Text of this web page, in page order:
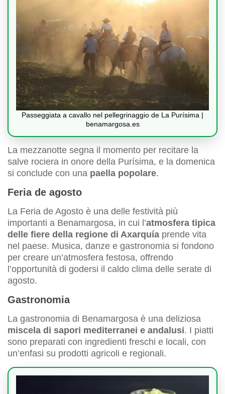
Passeggiata a cavallo nel pellegrinaggio de La Purísima |
benamargosa.es
La mezzanotte segna il momento per recitare la
salve rociera in onore della Purísima, e la domenica
si conclude con una paella popolare.
Feria de agosto
La Feria de Agosto è una delle festività più
importanti a Benamargosa, in cui l’atmosfera tipica
delle fiere della regione di Axarquía prende vita
nel paese. Musica, danze e gastronomia si fondono
per creare un’atmosfera festosa, offrendo
l’opportunità di godersi il caldo clima delle serate di
agosto.
Gastronomia
La gastronomia di Benamargosa è una deliziosa
miscela di sapori mediterranei e andalusi. I piatti
sono preparati con ingredienti freschi e locali, con
un’enfasi su prodotti agricoli e regionali.